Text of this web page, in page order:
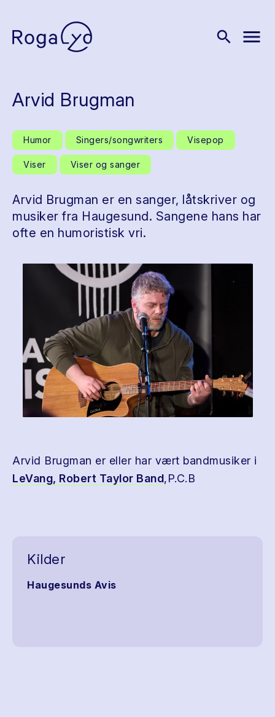
search menu
Arvid Brugman
Humor Singers/songwriters Visepop
Viser Viser og sanger
Arvid Brugman er en sanger, låtskriver og
musiker fra Haugesund. Sangene hans har
ofte en humoristisk vri.
Arvid Brugman er eller har vært bandmusiker i
LeVang, Robert Taylor Band,P.C.B
Kilder
Haugesunds Avis